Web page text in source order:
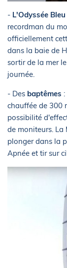
- L'Odyssée
recordman du
officiellement
dans la baie de
sortir de la mer
journée.
- Des baptêmes
chauffée de 300
possibilité
de moniteurs.
plonger dans la
Apnée et tir sur